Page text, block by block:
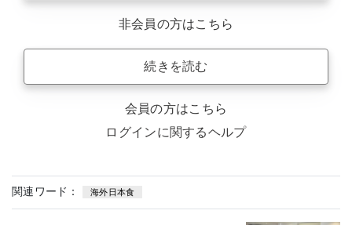
非会員の方はこちら
続きを読む
会員の方はこちら
ログインに関するヘルプ
関連ワード： 海外日本食